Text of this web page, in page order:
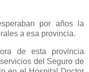
por años la
a esa provincia.
de esta provincia
del Seguro de